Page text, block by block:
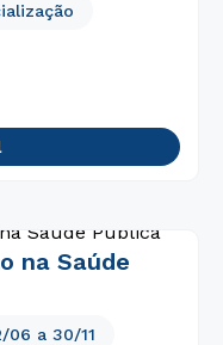
na Saúde
06 a 30/11
biomedicina